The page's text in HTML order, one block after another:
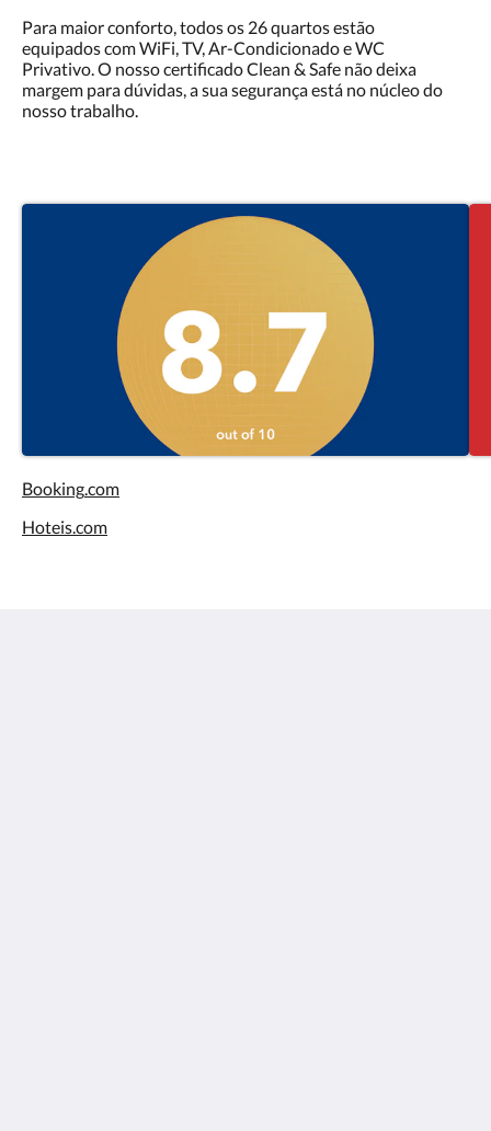
Para maior conforto, todos os 26 quartos estão
equipados com WiFi, TV, Ar-Condicionado e WC
Privativo. O nosso certificado Clean & Safe não deixa
margem para dúvidas, a sua segurança está no núcleo do
nosso trabalho.
Booking.com
Hoteis.com